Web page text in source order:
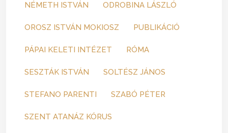
NÉMETH ISTVÁN ODROBINA LÁSZLÓ
OROSZ ISTVÁN MOKIOSZ PUBLIKÁCIÓ
PÁPAI KELETI INTÉZET RÓMA
SESZTÁK ISTVÁN SOLTÉSZ JÁNOS
STEFANO PARENTI SZABÓ PÉTER
SZENT ATANÁZ KÓRUS